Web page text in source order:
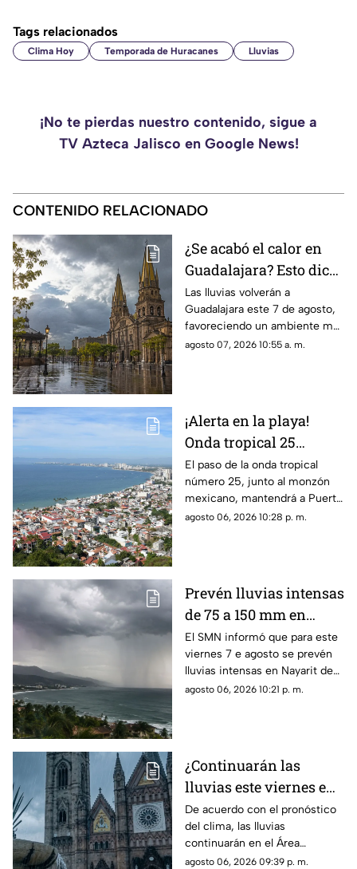
Tags relacionados
Clima Hoy Temporada de Huracanes Lluvias
¡No te pierdas nuestro contenido, sigue a
TV Azteca Jalisco en Google News!
CONTENIDO RELACIONADO
¿Se acabó el calor en
Guadalajara? Esto dice
el pronóstico para este
7 de agosto
Las lluvias volverán a
Guadalajara este 7 de agosto,
favoreciendo un ambiente más
fresco, aunque el calor
agosto 07, 2026 10:55 a. m.
¡Alerta en la playa!
Onda tropical 25
desatará lluvias
intensas y tormentas
en Puerto Vallarta
El paso de la onda tropical
número 25, junto al monzón
mexicano, mantendrá a Puerto
Vallarta bajo un temporal de
agosto 06, 2026 10:28 p. m.
Prevén lluvias intensas
de 75 a 150 mm en
Nayarit este viernes 7
de agosto
El SMN informó que para este
viernes 7 e agosto se prevén
lluvias intensas en Nayarit de
75 a 150 mm
agosto 06, 2026 10:21 p. m.
¿Continuarán las
lluvias este viernes en
Guadalajara? Este es el
pronóstico del clima
hoy 7 de agosto
De acuerdo con el pronóstico
del clima, las lluvias
continuarán en el Área
Metropolitana de Guadalajara
agosto 06, 2026 09:39 p. m.